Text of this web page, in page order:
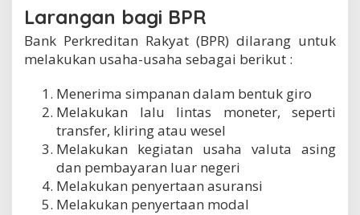
Larangan bagi BPR
Bank Perkreditan Rakyat (BPR) dilarang untuk
melakukan usaha-usaha sebagai berikut :
Menerima simpanan dalam bentuk giro
Melakukan lalu lintas moneter, seperti
transfer, kliring atau wesel
Melakukan kegiatan usaha valuta asing
dan pembayaran luar negeri
Melakukan penyertaan asuransi
Melakukan penyertaan modal